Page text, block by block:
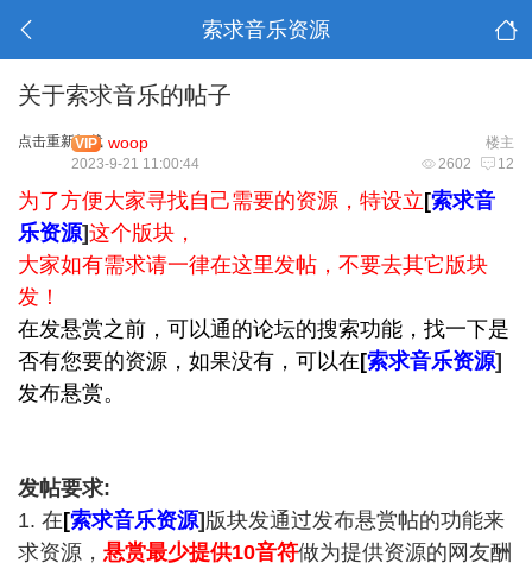
索求音乐资源
关于索求音乐的帖子
点击重新加载 楼主
VIP woop
2602 12
2023-9-21 11:00:44
为了方便大家寻找自己需要的资源，特设立 [索求音
乐资源]这个版块，
大家如有需求请一律在这里发帖，不要去其它版块
发！
在发悬赏之前，可以通的论坛的搜索功能，找一下是
否有您要的资源，如果没有，可以在 [索求音乐资源]
发布悬赏。
发帖要求:
1. 在 [索求音乐资源] 版块发通过发布悬赏帖的功能来
求资源， 悬赏最少提供10音符做为提供资源的网友酬